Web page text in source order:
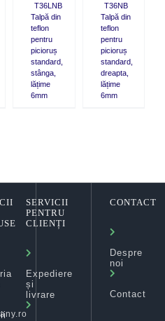
T36LNB
Talpă din
teflon
pentru
picioruș
standard,
stânga,
lățime
6mm
T36NB
Talpă din
teflon
pentru
picioruș
standard,
dreapta,
lățime
6mm
SERVICII
PENTRU
CLIENȚI
Expediere
și
livrare
CONTACT
Despre
noi
Contact